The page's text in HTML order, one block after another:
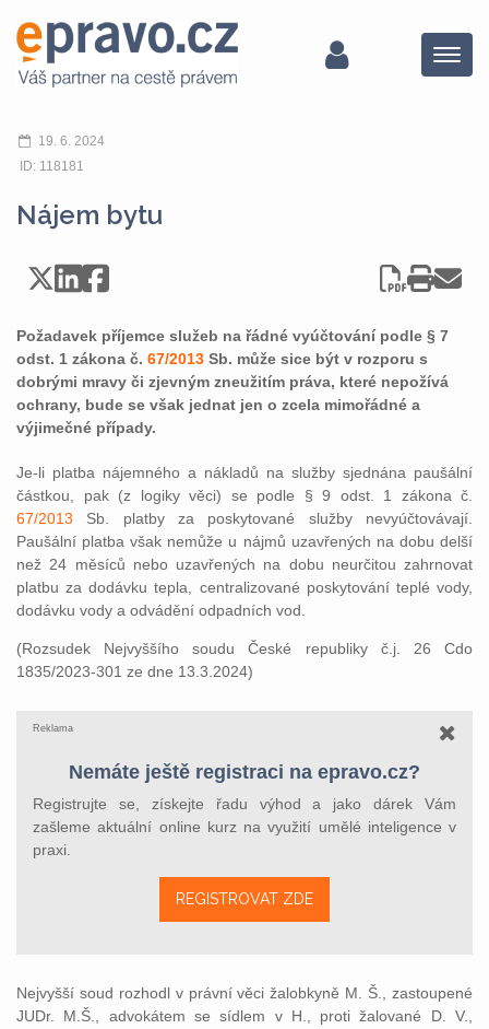
Menu
19. 6. 2024
ID: 118181
Nájem bytu
Požadavek příjemce služeb na řádné vyúčtování podle § 7
odst. 1 zákona č. 67/2013 Sb. může sice být v rozporu s
dobrými mravy či zjevným zneužitím práva, které nepožívá
ochrany, bude se však jednat jen o zcela mimořádné a
výjimečné případy.
Je-li platba nájemného a nákladů na služby sjednána paušální
částkou, pak (z logiky věci) se podle § 9 odst. 1 zákona č.
67/2013 Sb. platby za poskytované služby nevyúčtovávají.
Paušální platba však nemůže u nájmů uzavřených na dobu delší
než 24 měsíců nebo uzavřených na dobu neurčitou zahrnovat
platbu za dodávku tepla, centralizované poskytování teplé vody,
dodávku vody a odvádění odpadních vod.
(Rozsudek Nejvyššího soudu České republiky č.j. 26 Cdo
1835/2023-301 ze dne 13.3.2024)
Reklama
Nemáte ještě registraci na epravo.cz?
Registrujte se, získejte řadu výhod a jako dárek Vám
zašleme aktuální online kurz na využití umělé inteligence v
praxi.
REGISTROVAT ZDE
Nejvyšší soud rozhodl v právní věci žalobkyně M. Š., zastoupené
JUDr. M.Š., advokátem se sídlem v H., proti žalované D. V.,